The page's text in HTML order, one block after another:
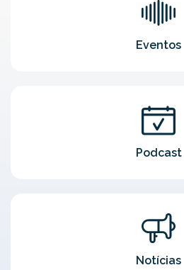
Eventos
Podcast
Notícias